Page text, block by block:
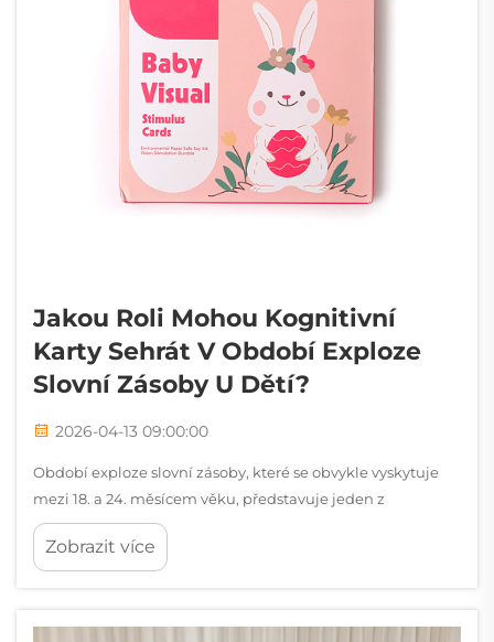
Jakou Roli Mohou Kognitivní
Karty Sehrát V Období Exploze
Slovní Zásoby U Dětí?
2026-04-13 09:00:00
Období exploze slovní zásoby, které se obvykle vyskytuje
mezi 18. a 24. měsícem věku, představuje jeden z
nejpozoruhodnějších vývojových milníků v raném dětství.
Během této klíčové fáze děti přecházejí od pomalého
Zobrazit více